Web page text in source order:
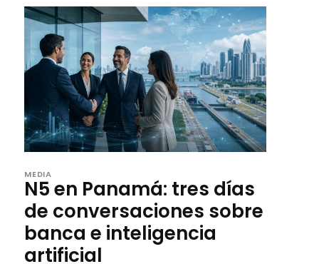
MEDIA
N5 en Panamá: tres días
de conversaciones sobre
banca e inteligencia
artificial